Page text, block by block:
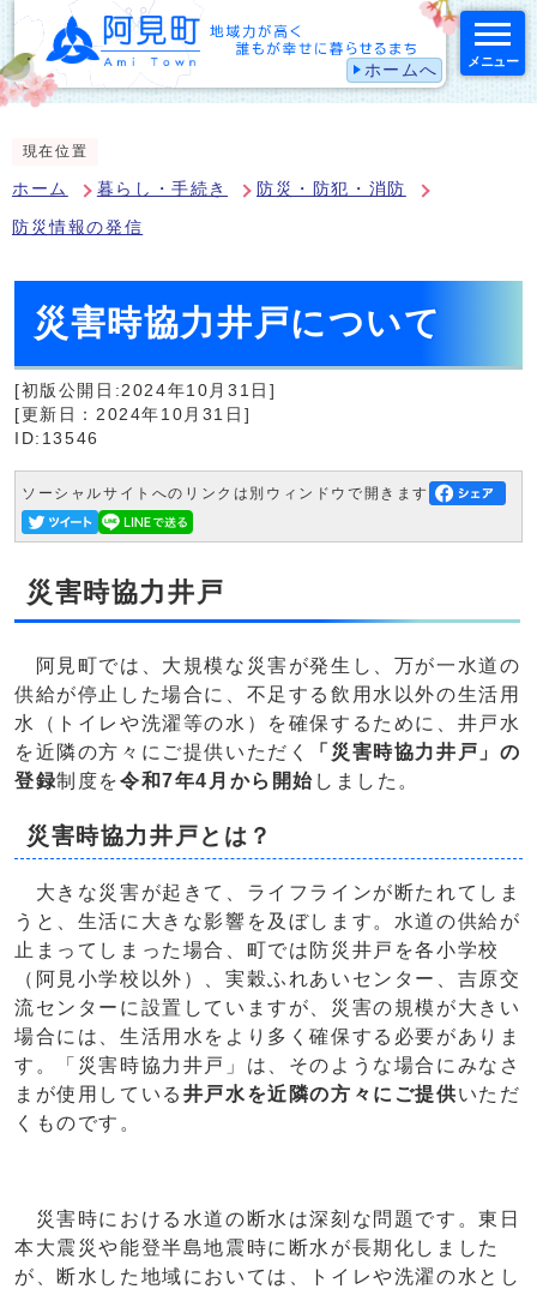
ホームへ メニュー
現在位置
ホーム 暮らし・手続き 防災・防犯・消防
防災情報の発信
災害時協力井戸について
[初版公開日:2024年10月31日]
[更新日：2024年10月31日]
ID:13546
ソーシャルサイトへのリンクは別ウィンドウで開きます
災害時協力井戸
阿見町では、大規模な災害が発生し、万が一水道の
供給が停止した場合に、不足する飲用水以外の生活用
水（トイレや洗濯等の水）を確保するために、井戸水
を近隣の方々にご提供いただく
「災害時協力井戸」の
登録制度を令和7年4月から開始 しました。
災害時協力井戸とは？
大きな災害が起きて、ライフラインが断たれてしま
うと、生活に大きな影響を及ぼします。水道の供給が
止まってしまった場合、町では防災井戸を各小学校
（阿見小学校以外）、実穀ふれあいセンター、吉原交
流センターに設置していますが、災害の規模が大きい
場合には、生活用水をより多く確保する必要がありま
す。「災害時協力井戸」は、そのような場合にみなさ
まが使用している 井戸水を近隣の方々にご提供いただ
くものです。
災害時における水道の断水は深刻な問題です。東日
本大震災や能登半島地震時に断水が長期化しました
が、断水した地域においては、トイレや洗濯の水とし